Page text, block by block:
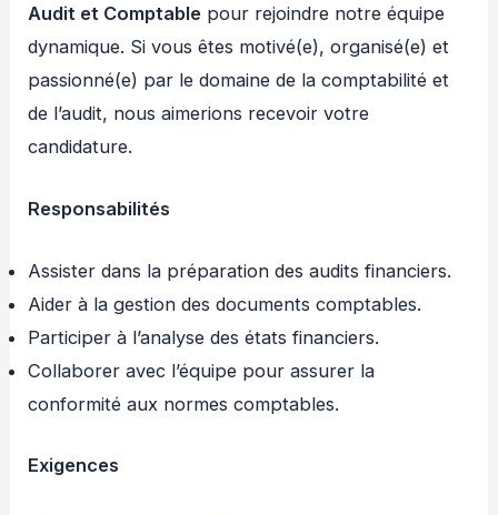
Audit et Comptable pour rejoindre notre équipe
dynamique. Si vous êtes motivé(e), organisé(e) et
passionné(e) par le domaine de la comptabilité et
de l’audit, nous aimerions recevoir votre
candidature.
Responsabilités
Assister dans la préparation des audits financiers.
Aider à la gestion des documents comptables.
Participer à l’analyse des états financiers.
Collaborer avec l’équipe pour assurer la
conformité aux normes comptables.
Exigences